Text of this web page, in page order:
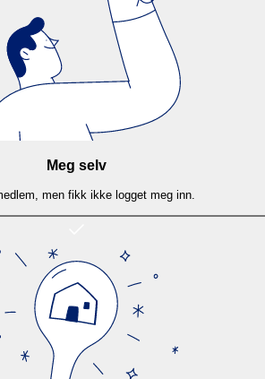
Meg selv
men fikk ikke logget meg inn.